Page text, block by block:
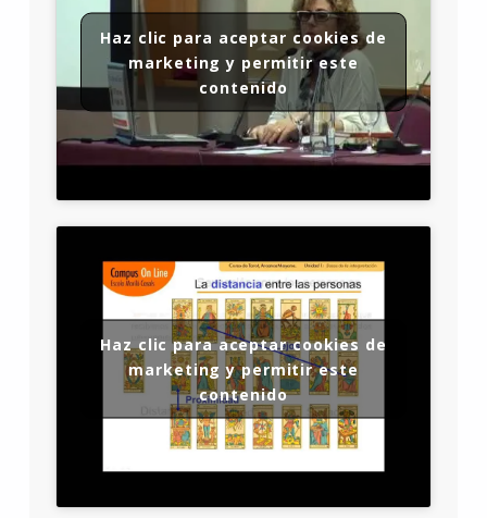
Haz clic para aceptar cookies de
marketing y permitir este
contenido
Haz clic para aceptar cookies de
marketing y permitir este
contenido